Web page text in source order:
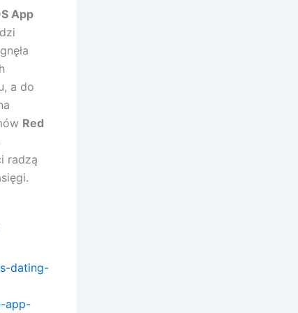
App
a do
Red
radzą
dating-
app-